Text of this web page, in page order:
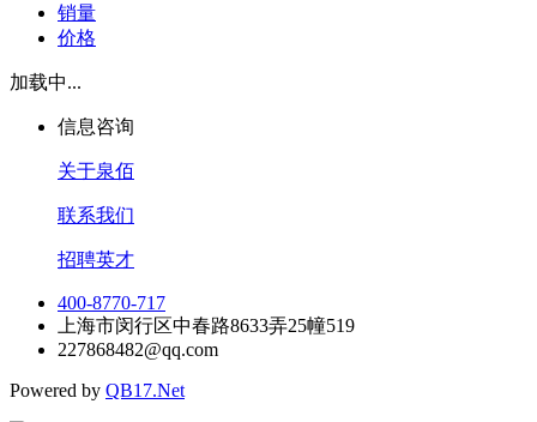
销量
价格
加载中...
信息咨询
关于泉佰
联系我们
招聘英才
400-8770-717
上海市闵行区中春路8633弄25幢519
227868482@qq.com
Powered by QB17.Net